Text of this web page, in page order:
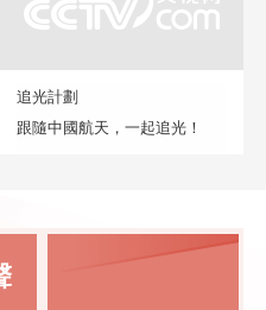
追光計劃
跟隨中國航天，一起追光！